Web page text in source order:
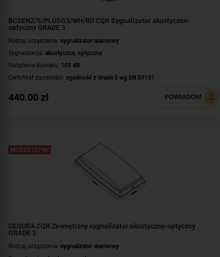
BCSENZ/S/PLUSG3/WH/RD CQR Sygnalizator akustyczno-
optyczny GRADE 3
Rodzaj urządzenia: sygnalizator alarmowy
Sygnalizacja: akustyczna optyczna
Natężenie dzwięku: 105 dB
Certyfikat zgodności: zgodność z Grade 3 wg EN 50131
Kolor światła:czerwony
440.00 zł POWIADOM
CEQURA CQR Zewnętrzny sygnalizator akustyczno-optyczny
GRADE 3
NIEDOSTĘPNY
Rodzaj urządzenia: sygnalizator alarmowy